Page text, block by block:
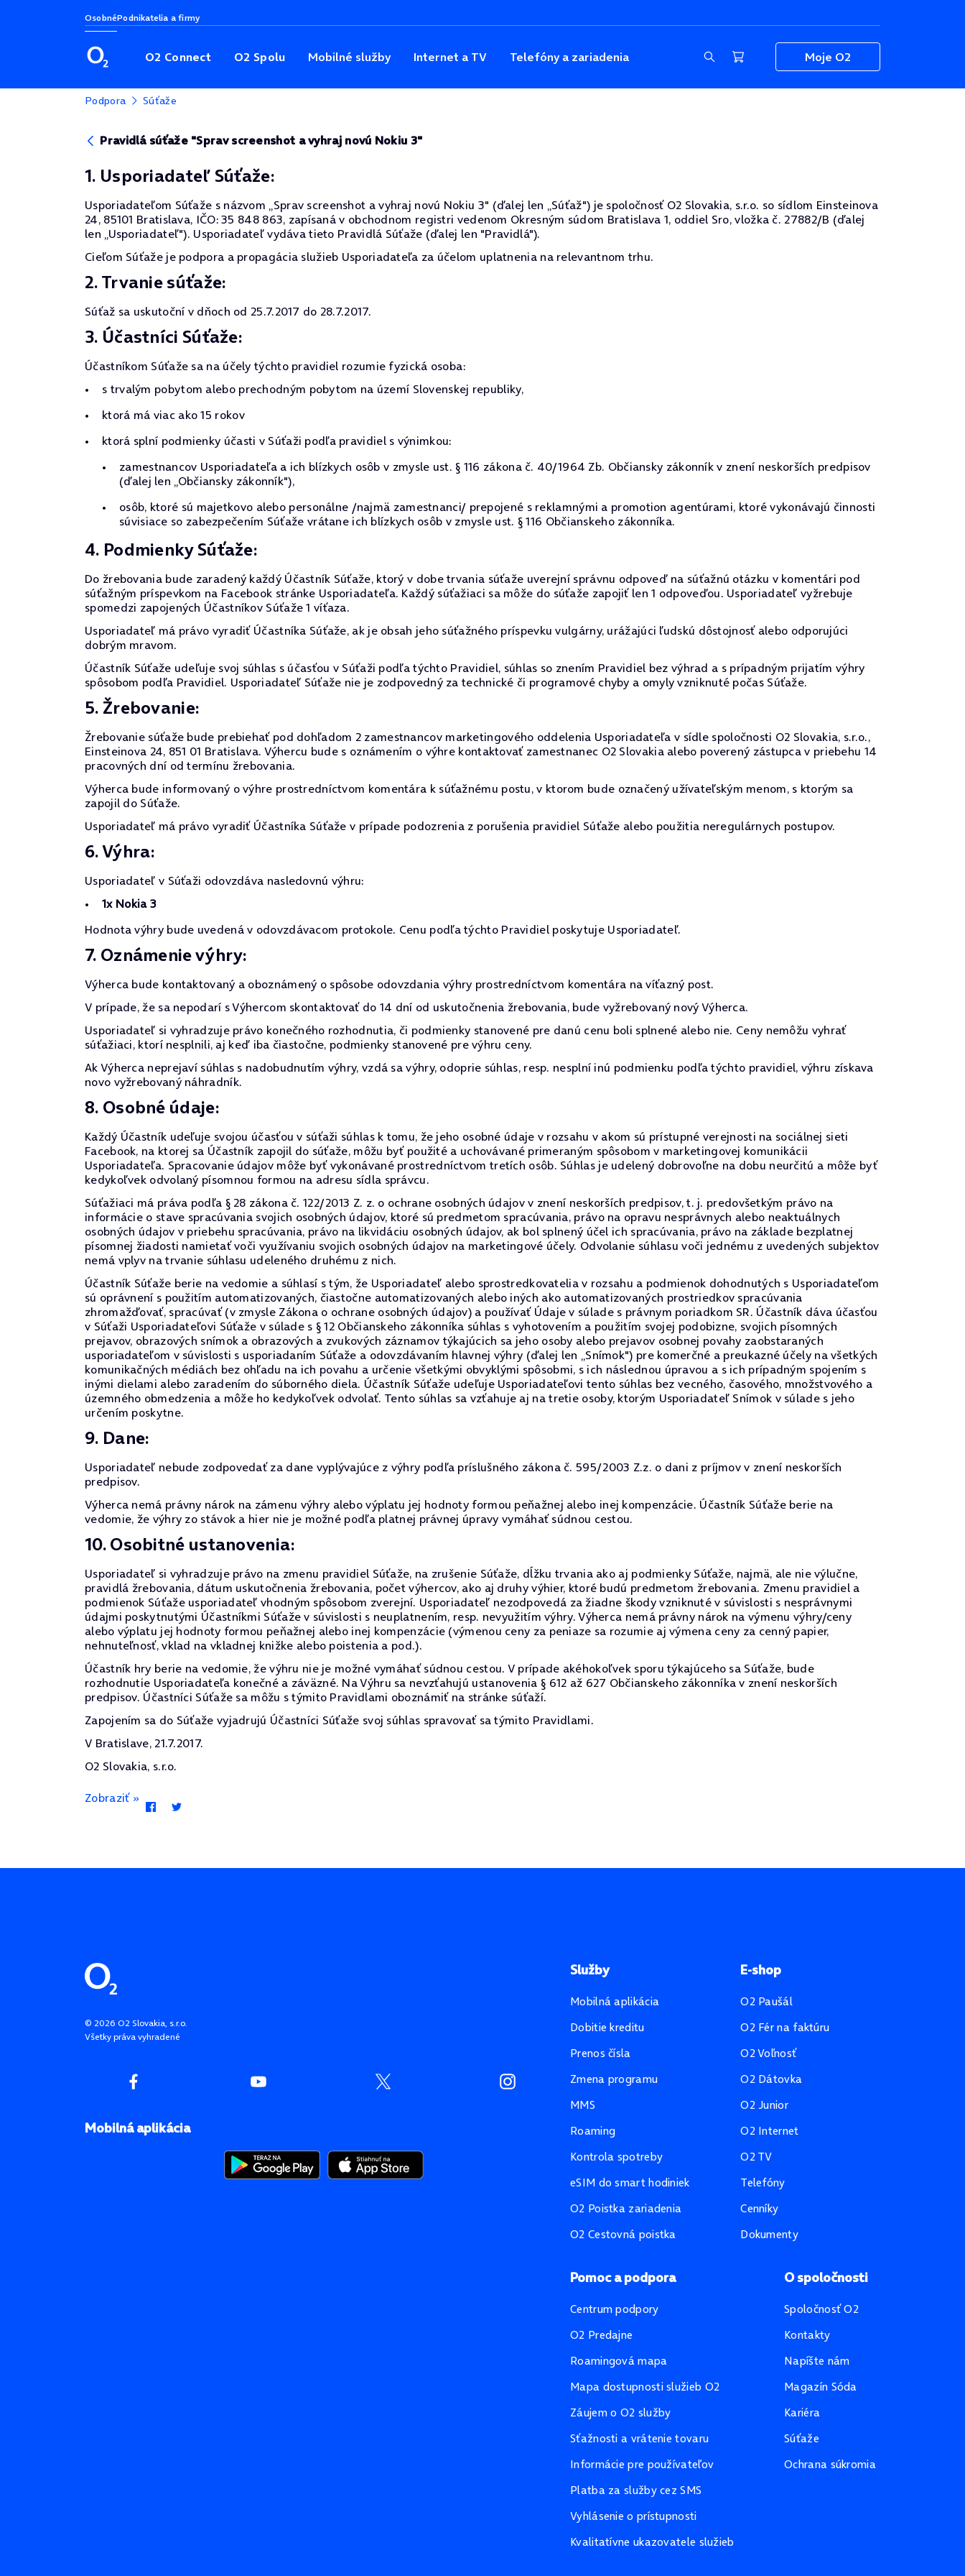
OsobnéPodnikatelia a firmy
O2 Connect O2 Spolu Mobilné služby Internet a TV Telefóny a zariadenia Moje O2
Podpora Súťaže
Pravidlá súťaže "Sprav screenshot a vyhraj novú Nokiu 3"
1. Usporiadateľ Súťaže:
Usporiadateľom Súťaže s názvom „Sprav screenshot a vyhraj novú Nokiu 3" (ďalej len „Súťaž") je spoločnosť O2 Slovakia, s.r.o. so sídlom Einsteinova
24, 85101 Bratislava, IČO: 35 848 863, zapísaná v obchodnom registri vedenom Okresným súdom Bratislava 1, oddiel Sro, vložka č. 27882/B (ďalej
len „Usporiadateľ"). Usporiadateľ vydáva tieto Pravidlá Súťaže (ďalej len "Pravidlá").
Cieľom Súťaže je podpora a propagácia služieb Usporiadateľa za účelom uplatnenia na relevantnom trhu.
2. Trvanie súťaže:
Súťaž sa uskutoční v dňoch od 25.7.2017 do 28.7.2017.
3. Účastníci Súťaže:
Účastníkom Súťaže sa na účely týchto pravidiel rozumie fyzická osoba:
s trvalým pobytom alebo prechodným pobytom na území Slovenskej republiky,
ktorá má viac ako 15 rokov
ktorá splní podmienky účasti v Súťaži podľa pravidiel s výnimkou:
zamestnancov Usporiadateľa a ich blízkych osôb v zmysle ust. § 116 zákona č. 40/1964 Zb. Občiansky zákonník v znení neskorších predpisov
(ďalej len „Občiansky zákonník"),
osôb, ktoré sú majetkovo alebo personálne /najmä zamestnanci/ prepojené s reklamnými a promotion agentúrami, ktoré vykonávajú činnosti
súvisiace so zabezpečením Súťaže vrátane ich blízkych osôb v zmysle ust. § 116 Občianskeho zákonníka.
4. Podmienky Súťaže:
Do žrebovania bude zaradený každý Účastník Súťaže, ktorý v dobe trvania súťaže uverejní správnu odpoveď na súťažnú otázku v komentári pod
súťažným príspevkom na Facebook stránke Usporiadateľa. Každý súťažiaci sa môže do súťaže zapojiť len 1 odpoveďou. Usporiadateľ vyžrebuje
spomedzi zapojených Účastníkov Súťaže 1 víťaza.
Usporiadateľ má právo vyradiť Účastníka Súťaže, ak je obsah jeho súťažného príspevku vulgárny, urážajúci ľudskú dôstojnosť alebo odporujúci
dobrým mravom.
Účastník Súťaže udeľuje svoj súhlas s účasťou v Súťaži podľa týchto Pravidiel, súhlas so znením Pravidiel bez výhrad a s prípadným prijatím výhry
spôsobom podľa Pravidiel. Usporiadateľ Súťaže nie je zodpovedný za technické či programové chyby a omyly vzniknuté počas Súťaže.
5. Žrebovanie:
Žrebovanie súťaže bude prebiehať pod dohľadom 2 zamestnancov marketingového oddelenia Usporiadateľa v sídle spoločnosti O2 Slovakia, s.r.o.,
Einsteinova 24, 851 01 Bratislava. Výhercu bude s oznámením o výhre kontaktovať zamestnanec O2 Slovakia alebo poverený zástupca v priebehu 14
pracovných dní od termínu žrebovania.
Výherca bude informovaný o výhre prostredníctvom komentára k súťažnému postu, v ktorom bude označený užívateľským menom, s ktorým sa
zapojil do Súťaže.
Usporiadateľ má právo vyradiť Účastníka Súťaže v prípade podozrenia z porušenia pravidiel Súťaže alebo použitia neregulárnych postupov.
6. Výhra:
Usporiadateľ v Súťaži odovzdáva nasledovnú výhru:
1x Nokia 3
Hodnota výhry bude uvedená v odovzdávacom protokole. Cenu podľa týchto Pravidiel poskytuje Usporiadateľ.
7. Oznámenie výhry:
Výherca bude kontaktovaný a oboznámený o spôsobe odovzdania výhry prostredníctvom komentára na víťazný post.
V prípade, že sa nepodarí s Výhercom skontaktovať do 14 dní od uskutočnenia žrebovania, bude vyžrebovaný nový Výherca.
Usporiadateľ si vyhradzuje právo konečného rozhodnutia, či podmienky stanovené pre danú cenu boli splnené alebo nie. Ceny nemôžu vyhrať
súťažiaci, ktorí nesplnili, aj keď iba čiastočne, podmienky stanovené pre výhru ceny.
Ak Výherca neprejaví súhlas s nadobudnutím výhry, vzdá sa výhry, odoprie súhlas, resp. nesplní inú podmienku podľa týchto pravidiel, výhru získava
novo vyžrebovaný náhradník.
8. Osobné údaje:
Každý Účastník udeľuje svojou účasťou v súťaži súhlas k tomu, že jeho osobné údaje v rozsahu v akom sú prístupné verejnosti na sociálnej sieti
Facebook, na ktorej sa Účastník zapojil do súťaže, môžu byť použité a uchovávané primeraným spôsobom v marketingovej komunikácii
Usporiadateľa. Spracovanie údajov môže byť vykonávané prostredníctvom tretích osôb. Súhlas je udelený dobrovoľne na dobu neurčitú a môže byť
kedykoľvek odvolaný písomnou formou na adresu sídla správcu.
Súťažiaci má práva podľa § 28 zákona č. 122/2013 Z. z. o ochrane osobných údajov v znení neskorších predpisov, t. j. predovšetkým právo na
informácie o stave spracúvania svojich osobných údajov, ktoré sú predmetom spracúvania, právo na opravu nesprávnych alebo neaktuálnych
osobných údajov v priebehu spracúvania, právo na likvidáciu osobných údajov, ak bol splnený účel ich spracúvania, právo na základe bezplatnej
písomnej žiadosti namietať voči využívaniu svojich osobných údajov na marketingové účely. Odvolanie súhlasu voči jednému z uvedených subjektov
nemá vplyv na trvanie súhlasu udeleného druhému z nich.
Účastník Súťaže berie na vedomie a súhlasí s tým, že Usporiadateľ alebo sprostredkovatelia v rozsahu a podmienok dohodnutých s Usporiadateľom
sú oprávnení s použitím automatizovaných, čiastočne automatizovaných alebo iných ako automatizovaných prostriedkov spracúvania
zhromažďovať, spracúvať (v zmysle Zákona o ochrane osobných údajov) a používať Údaje v súlade s právnym poriadkom SR. Účastník dáva účasťou
v Súťaži Usporiadateľovi Súťaže v súlade s § 12 Občianskeho zákonníka súhlas s vyhotovením a použitím svojej podobizne, svojich písomných
prejavov, obrazových snímok a obrazových a zvukových záznamov týkajúcich sa jeho osoby alebo prejavov osobnej povahy zaobstaraných
usporiadateľom v súvislosti s usporiadaním Súťaže a odovzdávaním hlavnej výhry (ďalej len „Snímok") pre komerčné a preukazné účely na všetkých
komunikačných médiách bez ohľadu na ich povahu a určenie všetkými obvyklými spôsobmi, s ich následnou úpravou a s ich prípadným spojením s
inými dielami alebo zaradením do súborného diela. Účastník Súťaže udeľuje Usporiadateľovi tento súhlas bez vecného, časového, množstvového a
územného obmedzenia a môže ho kedykoľvek odvolať. Tento súhlas sa vzťahuje aj na tretie osoby, ktorým Usporiadateľ Snímok v súlade s jeho
určením poskytne.
9. Dane:
Usporiadateľ nebude zodpovedať za dane vyplývajúce z výhry podľa príslušného zákona č. 595/2003 Z.z. o dani z príjmov v znení neskorších
predpisov.
Výherca nemá právny nárok na zámenu výhry alebo výplatu jej hodnoty formou peňažnej alebo inej kompenzácie. Účastník Súťaže berie na
vedomie, že výhry zo stávok a hier nie je možné podľa platnej právnej úpravy vymáhať súdnou cestou.
10. Osobitné ustanovenia:
Usporiadateľ si vyhradzuje právo na zmenu pravidiel Súťaže, na zrušenie Súťaže, dĺžku trvania ako aj podmienky Súťaže, najmä, ale nie výlučne,
pravidlá žrebovania, dátum uskutočnenia žrebovania, počet výhercov, ako aj druhy výhier, ktoré budú predmetom žrebovania. Zmenu pravidiel a
podmienok Súťaže usporiadateľ vhodným spôsobom zverejní. Usporiadateľ nezodpovedá za žiadne škody vzniknuté v súvislosti s nesprávnymi
údajmi poskytnutými Účastníkmi Súťaže v súvislosti s neuplatnením, resp. nevyužitím výhry. Výherca nemá právny nárok na výmenu výhry/ceny
alebo výplatu jej hodnoty formou peňažnej alebo inej kompenzácie (výmenou ceny za peniaze sa rozumie aj výmena ceny za cenný papier,
nehnuteľnosť, vklad na vkladnej knižke alebo poistenia a pod.).
Účastník hry berie na vedomie, že výhru nie je možné vymáhať súdnou cestou. V prípade akéhokoľvek sporu týkajúceho sa Súťaže, bude
rozhodnutie Usporiadateľa konečné a záväzné. Na Výhru sa nevzťahujú ustanovenia § 612 až 627 Občianskeho zákonníka v znení neskorších
predpisov. Účastníci Súťaže sa môžu s týmito Pravidlami oboznámiť na stránke súťaží.
Zapojením sa do Súťaže vyjadrujú Účastníci Súťaže svoj súhlas spravovať sa týmito Pravidlami.
V Bratislave, 21.7.2017.
O2 Slovakia, s.r.o.
Zobraziť »
Pätička stránky
© 2026 O2 Slovakia, s.r.o.
Všetky práva vyhradené
Mobilná aplikácia
Služby
Mobilná aplikácia
Dobitie kreditu
Prenos čísla
Zmena programu
MMS
Roaming
Kontrola spotreby
eSIM do smart hodiniek
O2 Poistka zariadenia
O2 Cestovná poistka
E-shop
O2 Paušál
O2 Fér na faktúru
O2 Voľnosť
O2 Dátovka
O2 Junior
O2 Internet
O2 TV
Telefóny
Cenníky
Dokumenty
Pomoc a podpora
Centrum podpory
O2 Predajne
Roamingová mapa
Mapa dostupnosti služieb O2
Záujem o O2 služby
Sťažnosti a vrátenie tovaru
Informácie pre používateľov
Platba za služby cez SMS
Vyhlásenie o prístupnosti
Kvalitatívne ukazovatele služieb
O spoločnosti
Spoločnosť O2
Kontakty
Napíšte nám
Magazín Sóda
Kariéra
Súťaže
Ochrana súkromia